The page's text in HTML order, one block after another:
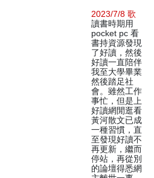
2023/7/8 歌
讀書時期用
pocket pc 看
書持資源發現
了好讀，然後
好讀一直陪伴
我至大學畢業
然後踏足社
會。雖然工作
事忙，但是上
好讀網閒逛看
黃河散文已成
一種習慣，直
至發現好讀不
再更新，繼而
停站，再從別
的論壇得悉網